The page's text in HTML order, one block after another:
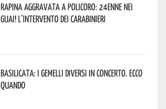
Rapina aggravata a Policoro: 24enne nei
guai! L’intervento dei Carabinieri
Basilicata: i Gemelli DiVersi in concerto. Ecco
quando